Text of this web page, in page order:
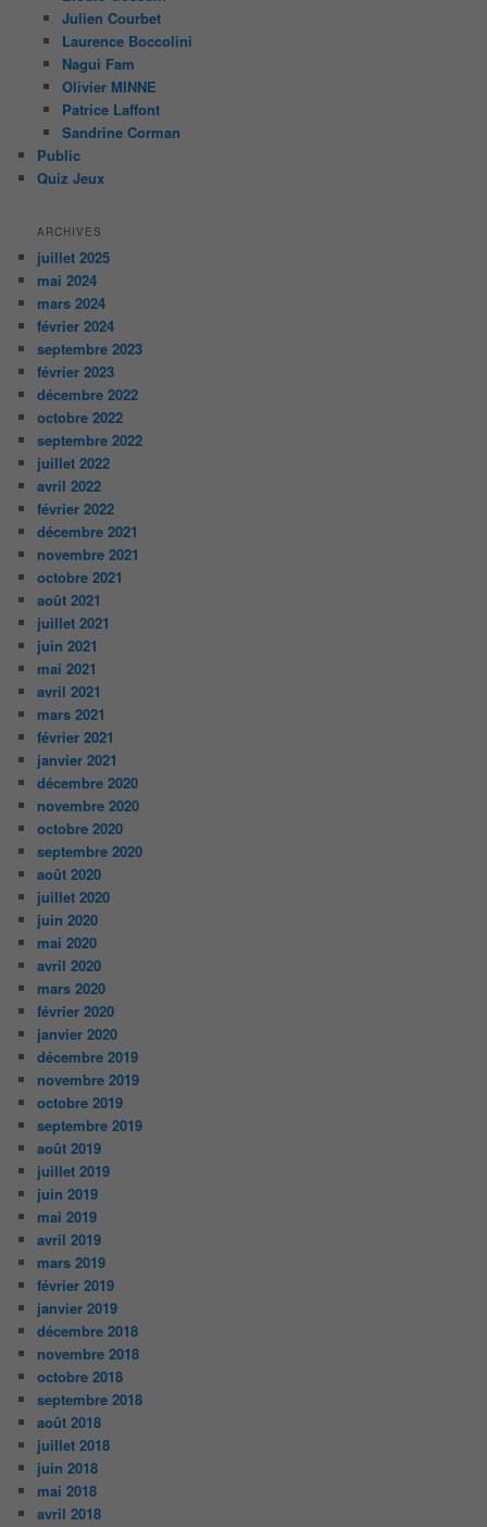
Julien Courbet
Laurence Boccolini
Nagui Fam
Olivier MINNE
Patrice Laffont
Sandrine Corman
Public
Quiz Jeux
ARCHIVES
juillet 2025
mai 2024
mars 2024
février 2024
septembre 2023
février 2023
décembre 2022
octobre 2022
septembre 2022
juillet 2022
avril 2022
février 2022
décembre 2021
novembre 2021
octobre 2021
août 2021
juillet 2021
juin 2021
mai 2021
avril 2021
mars 2021
février 2021
janvier 2021
décembre 2020
novembre 2020
octobre 2020
septembre 2020
août 2020
juillet 2020
juin 2020
mai 2020
avril 2020
mars 2020
février 2020
janvier 2020
décembre 2019
novembre 2019
octobre 2019
septembre 2019
août 2019
juillet 2019
juin 2019
mai 2019
avril 2019
mars 2019
février 2019
janvier 2019
décembre 2018
novembre 2018
octobre 2018
septembre 2018
août 2018
juillet 2018
juin 2018
mai 2018
avril 2018